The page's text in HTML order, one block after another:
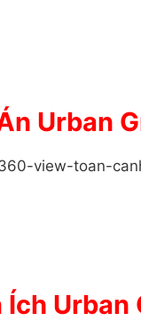
Urban
360-view-toan-
Urban